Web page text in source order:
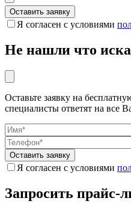
Я согласен с условиями
Не нашли что
Оставьте заявку на
специалисты ответят на все
Я согласен с условиями
Запросить прайс-